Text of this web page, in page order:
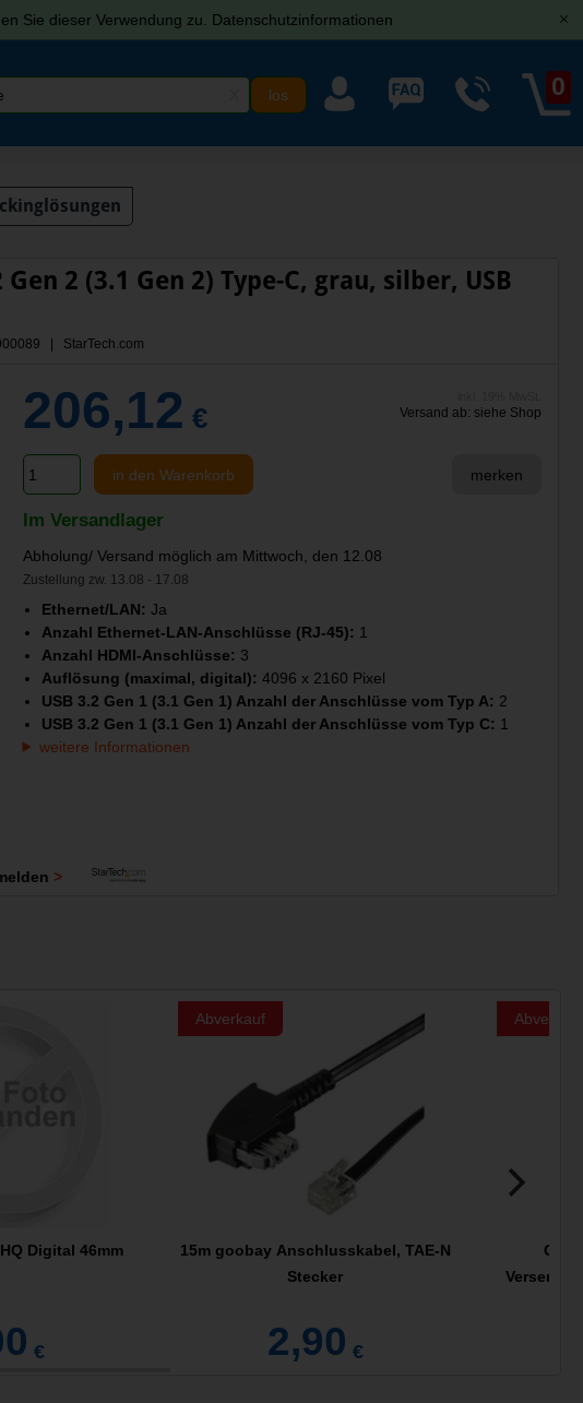
Sie dieser Verwendung zu. Datenschutzinformationen [x]
0
Gen 2 (3.1 Gen 2) Type-C, grau, silber, USB
| StarTech.com
206,12 € Versand ab: siehe Shop
in den Warenkorb merken
Im Versandlager
Abholung/ Versand möglich am Mittwoch, den 12.08
Zustellung zw. 13.08 - 17.08
Ethernet/LAN: Ja
Anzahl Ethernet-LAN-Anschlüsse (RJ-45): 1
Anzahl HDMI-Anschlüsse: 3
Auflösung (maximal, digital): 4096 x 2160 Pixel
USB 3.2 Gen 1 (3.1 Gen 1) Anzahl der Anschlüsse vom Typ A: 2
USB 3.2 Gen 1 (3.1 Gen 1) Anzahl der Anschlüsse vom Typ C: 1
weitere Informationen
Digital 46mm
€
Abverkauf
15m goobay Anschlusskabel, TAE-N
Stecker
2,90 €
Abverkauf